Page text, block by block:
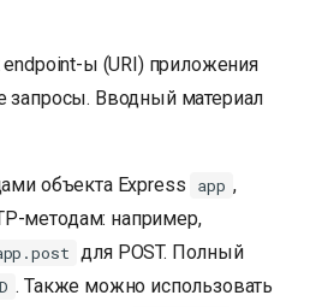
ы (URI) приложения
запросы. Вводный материал
объекта Express app ,
методам: например,
для POST. Полный
. Также можно использовать